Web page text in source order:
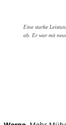
Eine starke
ab. Er war mit